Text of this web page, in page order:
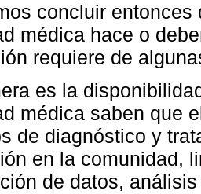
concluir
médica hace o
requiere de
es la
médica saben que
de diagnóstico y
en la comunidad,
de datos,